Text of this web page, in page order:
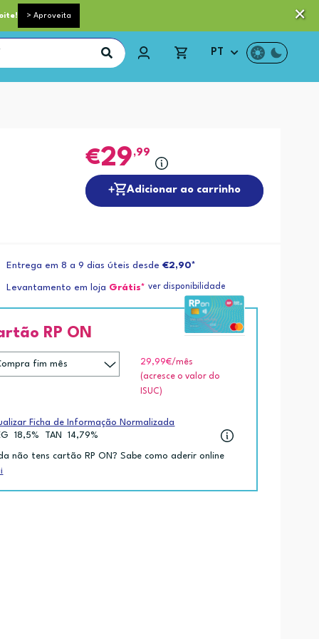
> Aproveita
porte grátis acima de 35€*
PT
29 ,99
Adicionar ao carrinho
Entrega em 8 a 9 dias úteis desde€2,90*
Levantamento em loja Grátis* ver disponibilidade
RP ON
29,99€/mês
(acresce o valor do
ISUC)
Ficha de Informação Normalizada
18,5% TAN 14,79%
não tens cartão RP ON? Sabe como aderir online